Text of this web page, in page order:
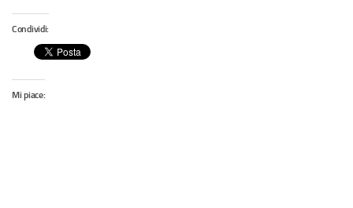
Condividi:
Mi piace: